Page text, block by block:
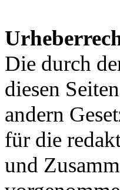
Die durch
diesen
andern
für die
und